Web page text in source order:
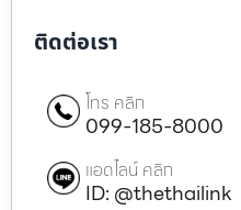
ติดต่อเรา
โทร คลิก
099-185-8000
แอดไลน์ คลิก
ID: @thethailink